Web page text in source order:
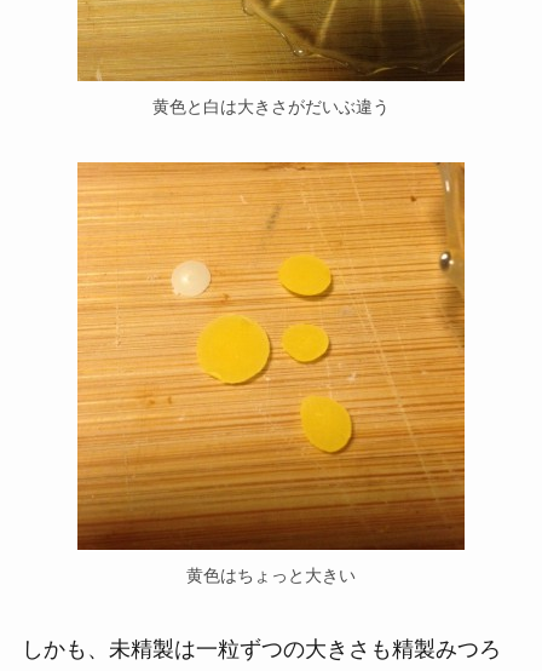
黄色と白は大きさがだいぶ違う
黄色はちょっと大きい
しかも、未精製は一粒ずつの大きさも精製みつろ